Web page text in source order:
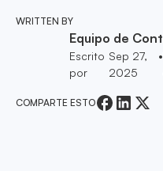
WRITTEN BY
Equipo de
Escrito
por
Sep 27,
2025
•
COMPARTE ESTO